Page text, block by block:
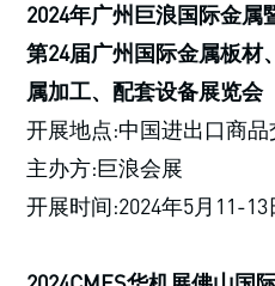
2024年广州巨浪国际金属
第24届广州国际金属板材
属加工、配套设备展览会
开展地点:中国进出口商
主办方:巨浪会展
开展时间:2024年5月11-13